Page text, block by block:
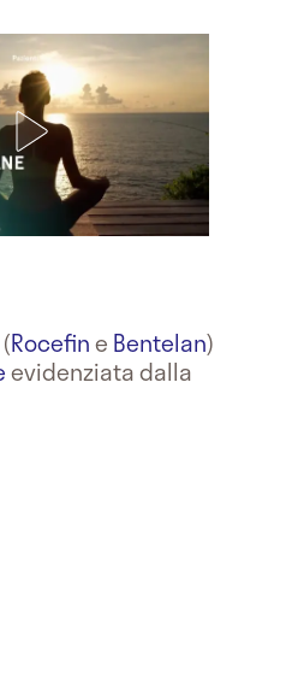
Rocefine Bentelan)
evidenziata dalla